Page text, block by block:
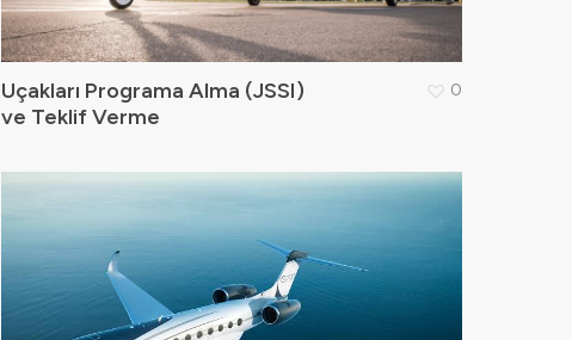
Uçakları Programa Alma (JSSI)
ve Teklif Verme
0